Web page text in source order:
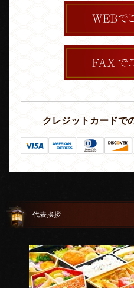
クレジットカードで
代表挨拶